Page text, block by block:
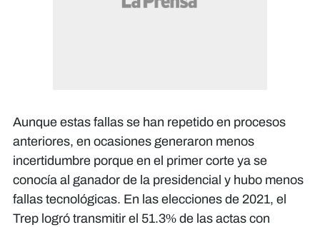
Aunque estas fallas se han repetido en procesos
anteriores, en ocasiones generaron menos
incertidumbre porque en el primer corte ya se
conocía al ganador de la presidencial y hubo menos
fallas tecnológicas. En las elecciones de 2021, el
Trep logró transmitir el 51.3% de las actas con